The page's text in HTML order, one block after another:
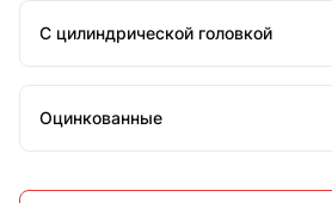
С цилиндрической головкой
Оцинкованные